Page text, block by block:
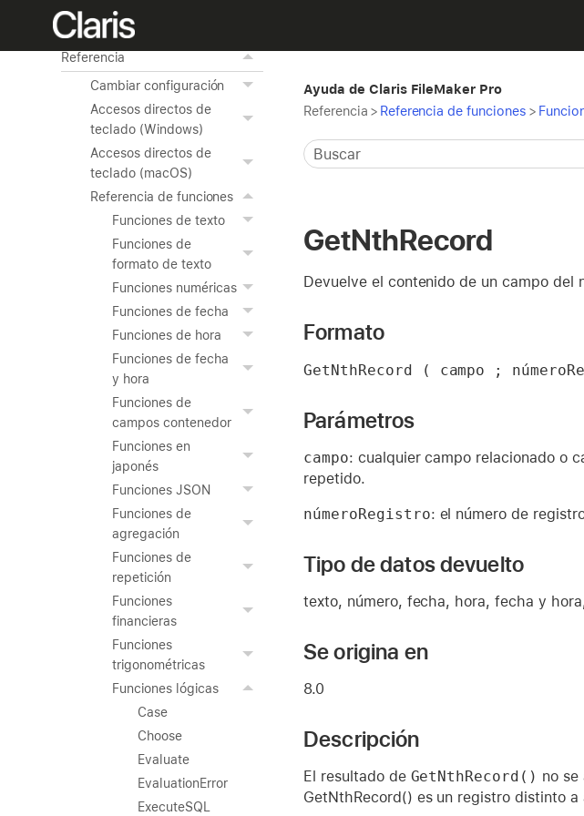
Uso de las herramientas
avanzadas
Referencia
Cambiar configuración
Accesos directos de
teclado (Windows)
Accesos directos de
teclado (macOS)
Referencia de funciones
Funciones de texto
Funciones de
formato de texto
Funciones numéricas
Funciones de fecha
Funciones de hora
Funciones de fecha
y hora
Funciones de
campos contenedor
Funciones en
japonés
Funciones JSON
Funciones de
agregación
Funciones de
repetición
Funciones
financieras
Funciones
trigonométricas
Funciones lógicas
Case
Choose
Evaluate
EvaluationError
ExecuteSQL
Ayuda de Claris FileMaker Pro
Referencia > Referencia de funciones >
GetNthRecord
Devuelve el contenido de un campo del
Formato
GetNthRecord ( campo ;
Parámetros
campo: cualquier campo relacionado o
repetido.
númeroRegistro: el número de
Tipo de datos devuelto
texto, número, fecha, hora, fecha y
Se origina en
8.0
Descripción
El resultado de GetNthRecord() no
GetNthRecord() es un registro distinto